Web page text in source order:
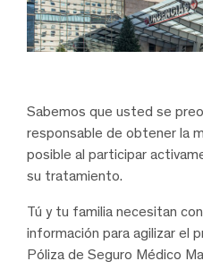
Sabemos que usted se
responsable de obtener la
posible al participar
su tratamiento.
Tú y tu familia necesitan
información para agilizar el
Póliza de Seguro Médico